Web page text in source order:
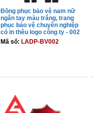
Đồng phục bảo vệ nam nữ
ngắn tay màu trắng, trang
phục bảo vệ chuyên nghiệp
có in thêu logo công ty - 002
Mã số: LADP-BV002